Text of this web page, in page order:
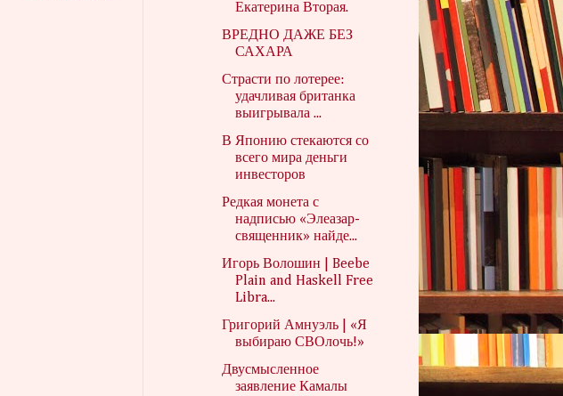
Екатерина Вторая.
ВРЕДНО ДАЖЕ БЕЗ
САХАРА
Страсти по лотерее:
удачливая британка
выигрывала ...
В Японию стекаются со
всего мира деньги
инвесторов
Редкая монета с
надписью «Элеазар-
священник» найде...
Игорь Волошин | Beebe
Plain and Haskell Free
Libra...
Григорий Амнуэль | «Я
выбираю СВОлочь!»
Двусмысленное
заявление Камалы